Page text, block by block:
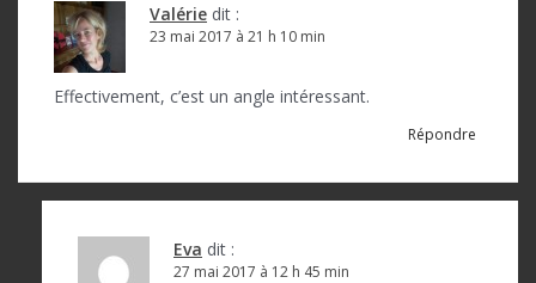
e
Valérie dit :
23 mai 2017 à 21 h 10 min
Effectivement, c’est un angle intéressant.
Répondre
Eva dit :
27 mai 2017 à 12 h 45 min